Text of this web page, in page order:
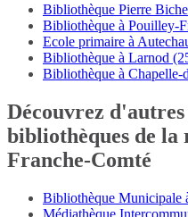
Bibliothèque Pierre
Bibliothèque à Pouilley-
Ecole primaire à
Bibliothèque à Larnod
Bibliothèque à Chapelle-
Découvrez
bibliothèques de la
Franche-Comté
Bibliothèque Municipale